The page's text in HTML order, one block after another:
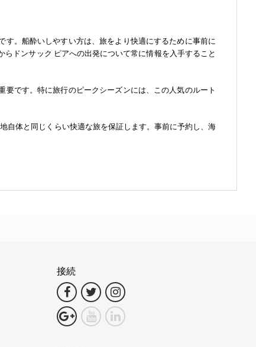
。船酔いしやすい方は、旅をより快適にするために事前に
ドンサック ピアへの出発について常に情報を入手すること
です。特に旅行のピークシーズンには、この人気のルート
自体と同じくらい快適な旅を保証します。事前に予約し、海
接続